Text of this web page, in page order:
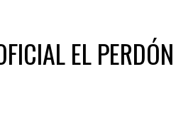
EL PERDÓN